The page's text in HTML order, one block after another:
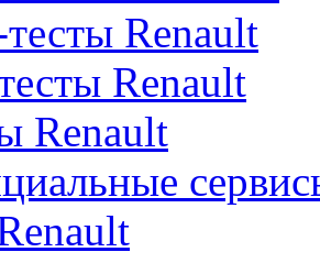
Renault
Renault
Renault